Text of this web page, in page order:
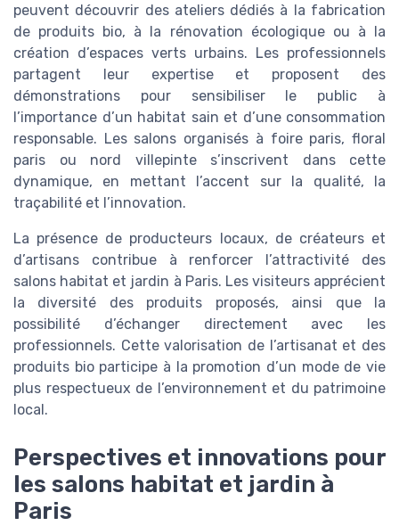
peuvent découvrir des ateliers dédiés à la fabrication
de produits bio, à la rénovation écologique ou à la
création d’espaces verts urbains. Les professionnels
partagent leur expertise et proposent des
démonstrations pour sensibiliser le public à
l’importance d’un habitat sain et d’une consommation
responsable. Les salons organisés à foire paris, floral
paris ou nord villepinte s’inscrivent dans cette
dynamique, en mettant l’accent sur la qualité, la
traçabilité et l’innovation.
La présence de producteurs locaux, de créateurs et
d’artisans contribue à renforcer l’attractivité des
salons habitat et jardin à Paris. Les visiteurs apprécient
la diversité des produits proposés, ainsi que la
possibilité d’échanger directement avec les
professionnels. Cette valorisation de l’artisanat et des
produits bio participe à la promotion d’un mode de vie
plus respectueux de l’environnement et du patrimoine
local.
Perspectives et innovations pour
les salons habitat et jardin à
Paris